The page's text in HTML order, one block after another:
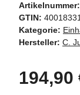
Artikelnummer:
GTIN:
Kategorie:
Hersteller: C.
194,90